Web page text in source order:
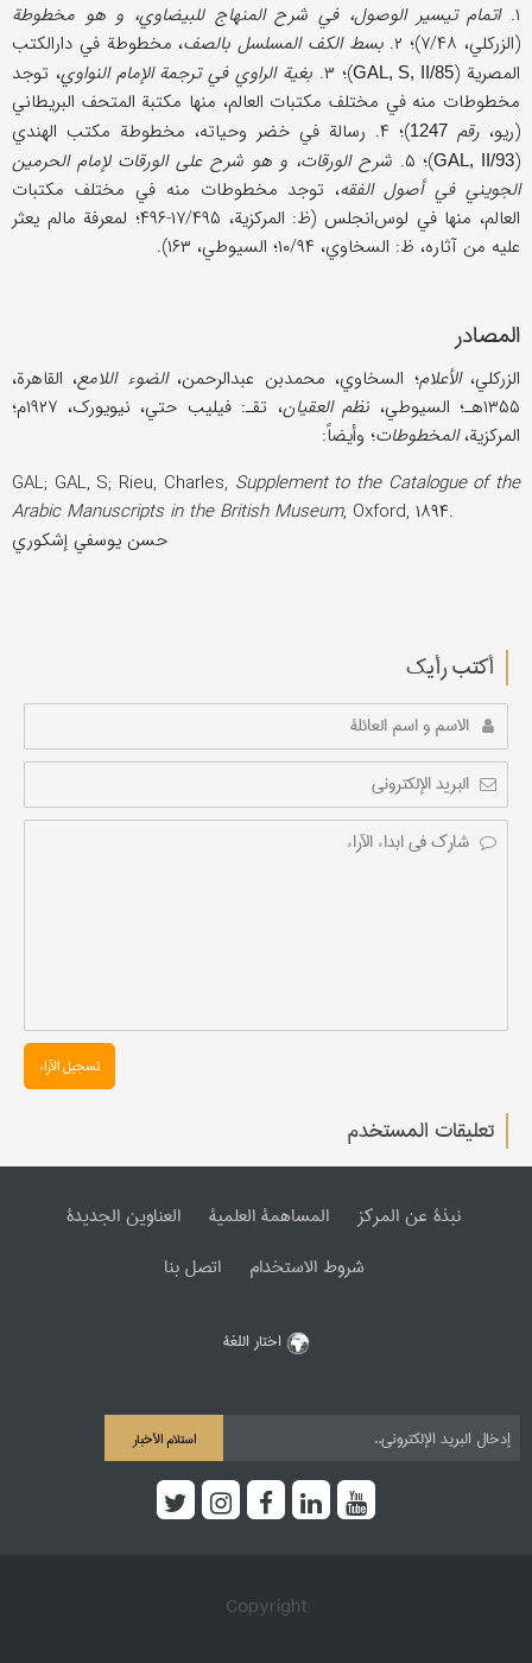
۱. اتمام تیسیر الوصول، في شرح المنهاج للبیضاوي، و هو مخطوطة
(الزرکلي، ۷/۴۸)؛ ۲.
بسط الکف المسلسل بالصف، مخطوطة في دارالکتب
المصریة (GAL, S, II/85)؛ ۳. بغیة الراوي في ترجمة الإمام النواوي، توجد
مخطوطات منه في مختلف مکتبات العالم، منها مکتبة المتحف البریطاني
(ریو، رقم 1247
)؛ ۴. رسالة في خضر وحیاته، مخطوطة مکتب الهندي
(
GAL, II/93)؛ ۵.
شرح الورقات، و هو شرح علی الورقات لإمام الحرمین
الجویني في أصول الفقه، توجد مخطوطات منه في مختلف مکتبات
العالم، منها في لوس‌انجلس (ظ: المرکزیة، ۱۷/۴۹۵-۴۹۶؛ لمعرفة مالم یعثر
علیه من آثاره، ظ: السخاوي، ۱۰/۹۴؛ السیوطي، ۱۶۳).
المصادر
الزرکلي،الأعلام؛ السخاوي، محمدبن عبدالرحمن،الضوء اللامع، القاهرة،
۱۳۵۵هـ؛ السیوطي،
نظم العقیان
، تقـ: فیلیب حتي، نیویورک، ۱۹۲۷م؛
المرکزیة،المخطوطات؛ وأیضاً:
GAL; GAL, S; Rieu, Charles, Supplement to the Catalogue of the
Arabic Manuscripts in the British Museum, Oxford, ۱۸۹۴.
حسن یوسفي إشکوري
أکتب رأیك
تسجیل الآراء
تعليقات المستخدم
نبذة عن المرکز المساهمة العلمیة
العناوین الجدیدة
شروط الاستخدام
اتصل بنا
اختار اللغة
استلام الأخبار
Copyright